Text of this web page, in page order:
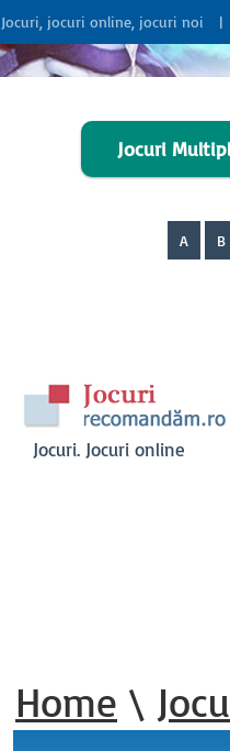
Jocuri, jocuri online, jocuri noi |
Jocuri
A B
Jocuri. Jocuri online
Home \